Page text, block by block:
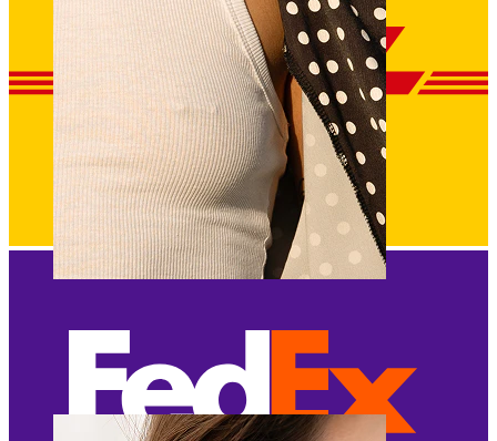
Apsipirkti pagal auskarus
Piercings